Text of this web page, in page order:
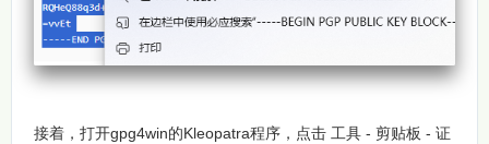
接着，打开gpg4win的Kleopatra程序，点击 工具 - 剪贴板 - 证